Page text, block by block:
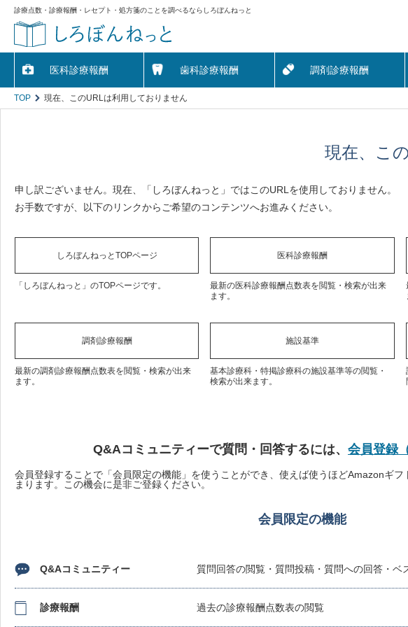
診療点数・診療報酬・レセプト・処方箋のことを調べるならしろぼんねっと
医科診療報酬 歯科診療報酬 調剤診療報酬
TOP 現在、このURLは利用しておりません
現在、こ
申し訳ございません。現在、「しろぼんねっと」ではこのURLを使用しておりません。
お手数ですが、以下のリンクからご希望のコンテンツへお進みください。
しろぼんねっとTOPページ
「しろぼんねっと」のTOPページです。
医科診療報酬
最新の医科診療報酬点数表を閲覧・検索が出来
ます。
調剤診療報酬
最新の調剤診療報酬点数表を閲覧・検索が出来
ます。
施設基準
基本診療科・特掲診療科の施設基準等の閲覧・
検索が出来ます。
Q&Aコミュニティーで質問・回答するには、 会員登録
会員登録することで「会員限定の機能」を使うことができ、使えば使うほどAmazonギ
まります。この機会に是非ご登録ください。
会員限定の機能
Q&Aコミュニティー 質問回答の閲覧・質問投稿・質問への回答・ベ
診療報酬 過去の診療報酬点数表の閲覧